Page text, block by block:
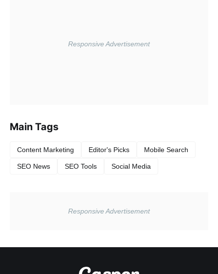
Main Tags
Content Marketing Editor's Picks Mobile Search
SEO News SEO Tools Social Media